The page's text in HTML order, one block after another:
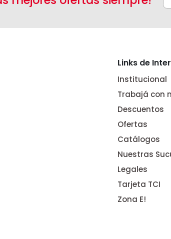
Links de
Institucional
Trabajá con
Descuentos
Ofertas
Catálogos
Nuestras
Legales
Tarjeta TCI
Zona E!